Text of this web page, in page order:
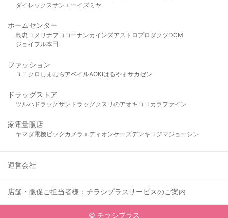
ダイレックスサンエーイズミヤ
ホームセンター
島忠 コメリ ナフコ コーナンカインズアストロプロダクツDCM
ジョイフル本田
ファッション
ユニクロ しまむら アベイルAOKIはるやま サカゼン
ドラッグストア
ツルハドラッグサンドラッグクスリのアオキ ココカラファイン
家電量販店
ヤマダ電機ビックカメラ エディオンケーズデンキ コジマジョーシン
運営会社
店舗・販促ご担当者様：チラシプラスサービスのご案内
© チラシプラス